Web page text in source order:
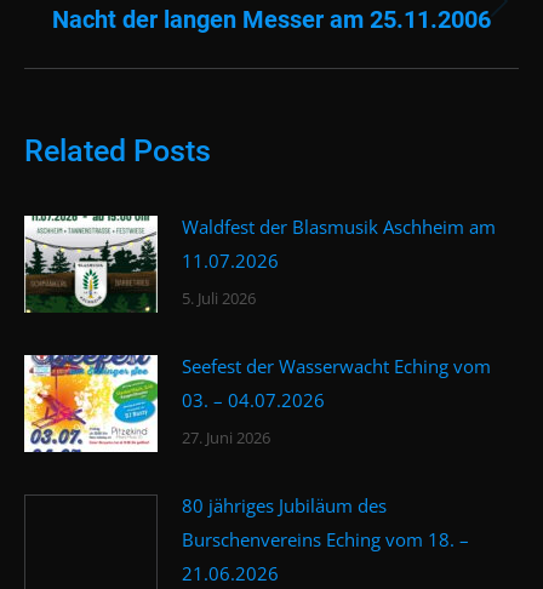
Nächster
Nacht der langen Messer am 25.11.2006
Related Posts
Waldfest der Blasmusik Aschheim am
11.07.2026
5. Juli 2026
Seefest der Wasserwacht Eching vom
03. – 04.07.2026
27. Juni 2026
80 jähriges Jubiläum des
Burschenvereins Eching vom 18. –
21.06.2026